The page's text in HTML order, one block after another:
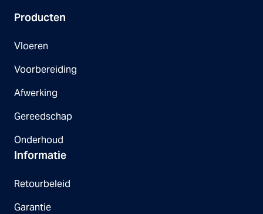
Producten
Vloeren
Voorbereiding
Afwerking
Gereedschap
Onderhoud
Informatie
Retourbeleid
Garantie